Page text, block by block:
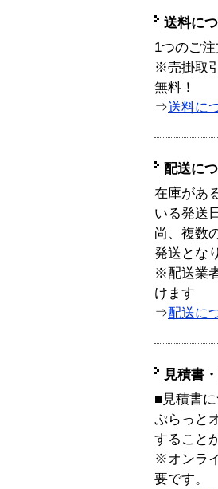
送料に
1つのご
※売掛取
無料！
⇒送料に
配送に
在庫があ
いる発送
尚、複数
発送とな
※配送業
けます
⇒配送に
見積書
■見積書
ぷらっと
すること
※オンラ
要です。